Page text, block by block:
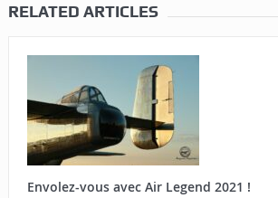
RELATED ARTICLES
Envolez-vous avec Air Legend 2021 !